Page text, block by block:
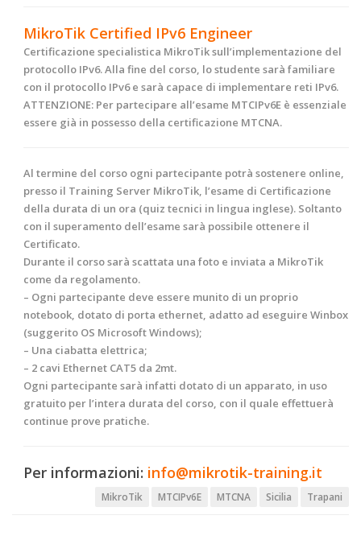
MikroTik Certified IPv6 Engineer
Certificazione specialistica MikroTik sull’implementazione del
protocollo IPv6. Alla fine del corso, lo studente sarà familiare
con il protocollo IPv6 e sarà capace di implementare reti IPv6.
ATTENZIONE: Per partecipare all’esame MTCIPv6E è essenziale
essere già in possesso della certificazione MTCNA.
Al termine del corso ogni partecipante potrà sostenere online,
presso il Training Server MikroTik, l’esame di Certificazione
della durata di un ora (quiz tecnici in lingua inglese). Soltanto
con il superamento dell’esame sarà possibile ottenere il
Certificato.
Durante il corso sarà scattata una foto e inviata a MikroTik
come da regolamento.
– Ogni partecipante deve essere munito di un proprio
notebook, dotato di porta ethernet, adatto ad eseguire Winbox
(suggerito OS Microsoft Windows);
– Una ciabatta elettrica;
– 2 cavi Ethernet CAT5 da 2mt.
Ogni partecipante sarà infatti dotato di un apparato, in uso
gratuito per l’intera durata del corso, con il quale effettuerà
continue prove pratiche.
Per informazioni: info@mikrotik-training.it
MikroTik MTCIPv6E MTCNA Sicilia Trapani